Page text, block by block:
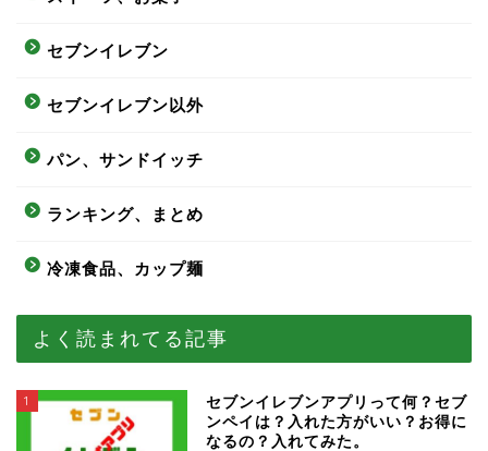
セブンイレブン
セブンイレブン以外
パン、サンドイッチ
ランキング、まとめ
冷凍食品、カップ麺
よく読まれてる記事
1
セブンイレブンアプリって何？セブ
ンペイは？入れた方がいい？お得に
なるの？入れてみた。